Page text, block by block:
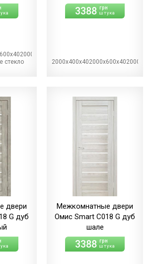
стекло
3388 грн
штука
двери
G дуб
Межкомнатные двери
Омис Smart С018 G дуб
шале
3388 грн
штука